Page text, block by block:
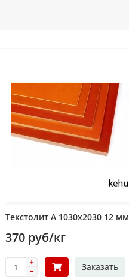
Текстолит А 1030х2030 12 мм
370 руб/кг
Заказать